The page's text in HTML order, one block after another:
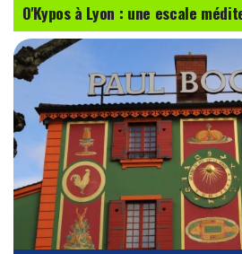
O'Kypos à Lyon : une escale